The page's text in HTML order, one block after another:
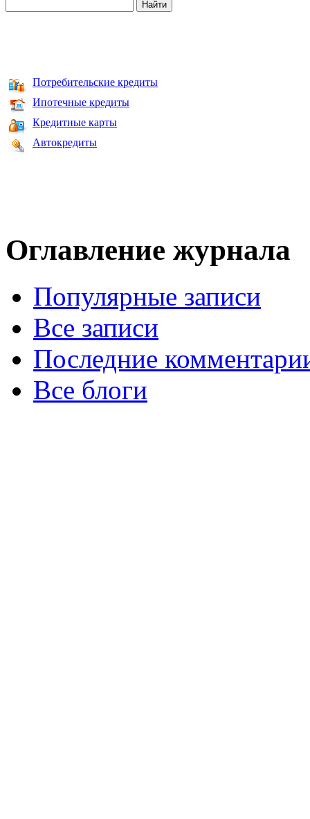
Потребительские кредиты
Ипотечные кредиты
Кредитные карты
Автокредиты
Оглавление журнала
Популярные записи
Все записи
Последние
Все блоги